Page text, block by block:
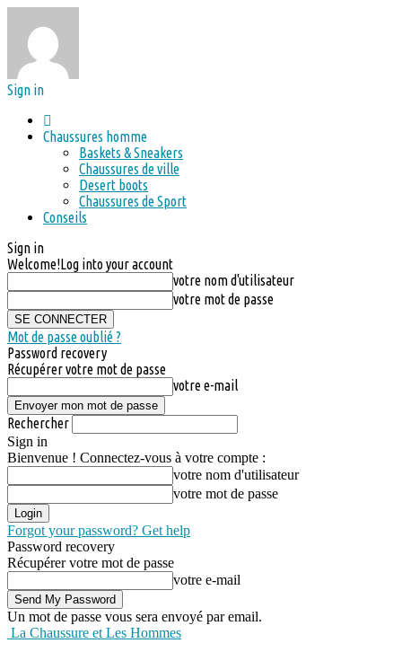
Sign in
Chaussures homme
Baskets & Sneakers
Chaussures de ville
Desert boots
Chaussures de Sport
Conseils
Sign in
Welcome!Log into your account
votre nom d'utilisateur
votre mot de passe
Mot de passe oublié ?
Password recovery
Récupérer votre mot de passe
votre e-mail
Rechercher
Sign in
Bienvenue ! Connectez-vous à votre compte :
votre nom d'utilisateur
votre mot de passe
Forgot your password? Get help
Password recovery
Récupérer votre mot de passe
votre e-mail
Un mot de passe vous sera envoyé par email.
La Chaussure et Les Hommes